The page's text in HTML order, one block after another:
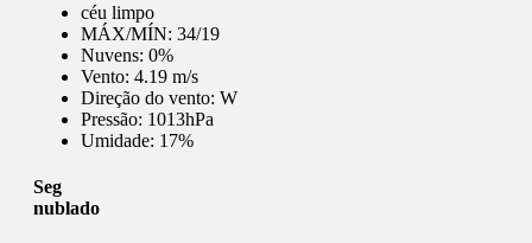
céu limpo
MÁX/MÍN: 34/19
Nuvens: 0%
Vento: 4.19 m/s
Direção do vento: W
Pressão: 1013hPa
Umidade: 17%
Seg
nublado